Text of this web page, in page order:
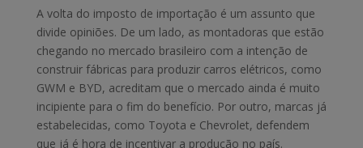
A volta do imposto de importação é um assunto que
divide opiniões. De um lado, as montadoras que estão
chegando no mercado brasileiro com a intenção de
construir fábricas para produzir carros elétricos, como
GWM e BYD, acreditam que o mercado ainda é muito
incipiente para o fim do benefício. Por outro, marcas já
estabelecidas, como Toyota e Chevrolet, defendem
que já é hora de incentivar a produção no país.